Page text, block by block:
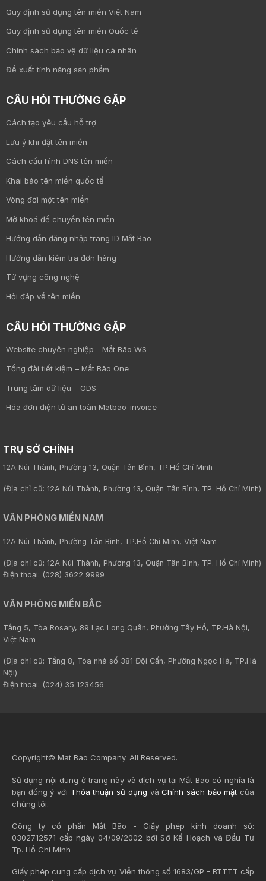
Quy định sử dụng tên miền Việt Nam
Quy định sử dụng tên miền Quốc tế
Chính sách bảo vệ dữ liệu cá nhân
Đề xuất tính năng sản phẩm
CÂU HỎI THƯỜNG GẶP
Cách tạo yêu cầu hỗ trợ
Lưu ý khi đặt tên miền
Cách cấu hình DNS tên miền
Khai báo tên miền quốc tế
Vòng đời một tên miền
Mở khoá để chuyển tên miền
Hướng dẫn đăng nhập trang ID Mắt Bão
Hướng dẫn kiểm tra đơn hàng
Từ vựng công nghệ
Hỏi đáp về tên miền
CÂU HỎI THƯỜNG GẶP
Website chuyên nghiệp - Mắt Bão WS
Tổng đài tiết kiệm – Mắt Bão One
Trung tâm dữ liệu – ODS
Hóa đơn điện tử an toàn Matbao-invoice
TRỤ SỞ CHÍNH
12A Núi Thành, Phường 13, Quận Tân Bình, TP.Hồ Chí Minh
(Địa chỉ cũ: 12A Núi Thành, Phường 13, Quận Tân Bình, TP. Hồ Chí Minh)
VĂN PHÒNG MIỀN NAM
12A Núi Thành, Phường Tân Bình, TP.Hồ Chí Minh, Việt Nam
(Địa chỉ cũ: 12A Núi Thành, Phường 13, Quận Tân Bình, TP. Hồ Chí Minh)
Điện thoại: (028) 3622 9999
VĂN PHÒNG MIỀN BẮC
Tầng 5, Tòa Rosary, 89 Lạc Long Quân, Phường Tây Hồ, TP.Hà Nội,
Việt Nam
(Địa chỉ cũ: Tầng 8, Tòa nhà số 381 Đội Cấn, Phường Ngọc Hà, TP.Hà
Nội)
Điện thoại: (024) 35 123456
Copyright© Mat Bao Company. All Reserved.
Sử dụng nội dung ở trang này và dịch vụ tại Mắt Bão có nghĩa là
bạn đồng ý với Thỏa thuận sử dụng vàChính sách bảo mật của
chúng tôi.
Công ty cổ phần Mắt Bão - Giấy phép kinh doanh số:
0302712571 cấp ngày 04/09/2002 bởi Sở Kế Hoạch và Đầu Tư
Tp. Hồ Chí Minh
Giấy phép cung cấp dịch vụ Viễn thông số 1683/GP - BTTTT cấp